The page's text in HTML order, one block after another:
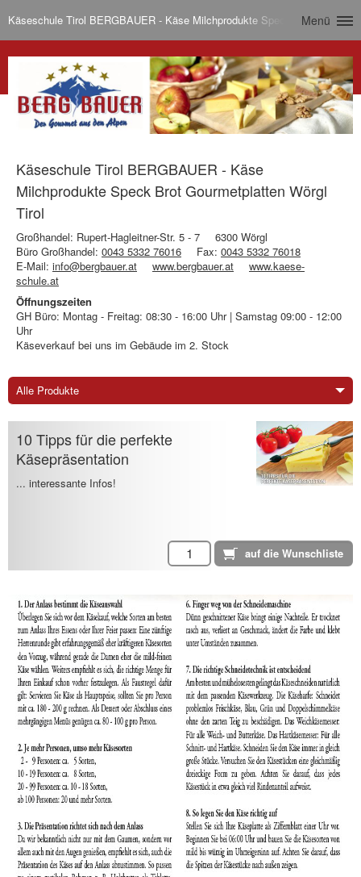
Käseschule Tirol BERGBAUER - Käse Milchprodukte Speck BrotMenü
Käseschule Tirol BERGBAUER - Käse
Milchprodukte Speck Brot Gourmetplatten Wörgl
Tirol
Großhandel: Rupert-Hagleitner-Str. 5 - 7
6300 Wörgl
Büro Großhandel: 0043 5332 76016 Fax: 0043 5332 76018
E-Mail: info@bergbauer.at www.bergbauer.at
www.kaese-
schule.at
Öffnungszeiten
GH Büro: Montag - Freitag: 08:30 - 16:00 Uhr | Samstag 09:00 - 12:00
Uhr
Käseverkauf bei uns im Gebäude im 2. Stock
Alle Produkte
10 Tipps für die perfekte
Käsepräsentation
... interessante Infos!